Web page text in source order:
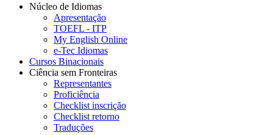
Núcleo de Idiomas
Apresentação
TOEFL - ITP
My English Online
e-Tec Idiomas
Cursos Binacionais
Ciência sem Fronteiras
Representantes
Proficiência
Checklist inscrição
Checklist retorno
Traduções